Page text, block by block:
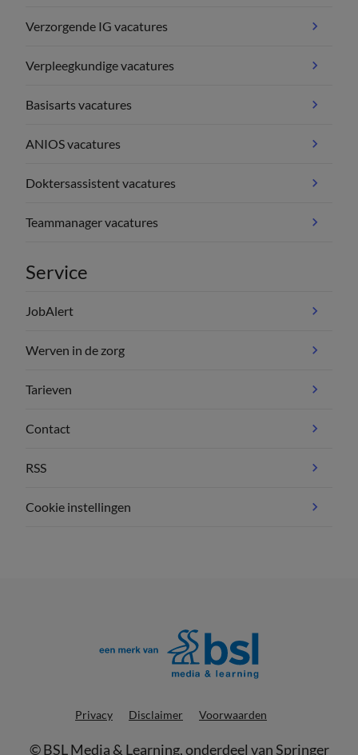
Verzorgende IG vacatures
Verpleegkundige vacatures
Basisarts vacatures
ANIOS vacatures
Doktersassistent vacatures
Teammanager vacatures
Service
JobAlert
Werven in de zorg
Tarieven
Contact
RSS
Cookie instellingen
Privacy Disclaimer Voorwaarden
©BSL Media & Learning, onderdeel vanSpringer